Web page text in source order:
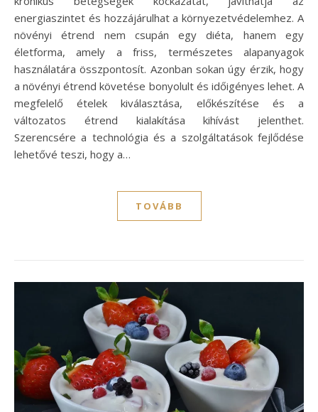
energiaszintet és hozzájárulhat a környezetvédelemhez. A
növényi étrend nem csupán egy diéta, hanem egy
életforma, amely a friss, természetes alapanyagok
használatára összpontosít. Azonban sokan úgy érzik, hogy
a növényi étrend követése bonyolult és időigényes lehet. A
megfelelő ételek kiválasztása, előkészítése és a
változatos étrend kialakítása kihívást jelenthet.
Szerencsére a technológia és a szolgáltatások fejlődése
lehetővé teszi, hogy a…
TOVÁBB